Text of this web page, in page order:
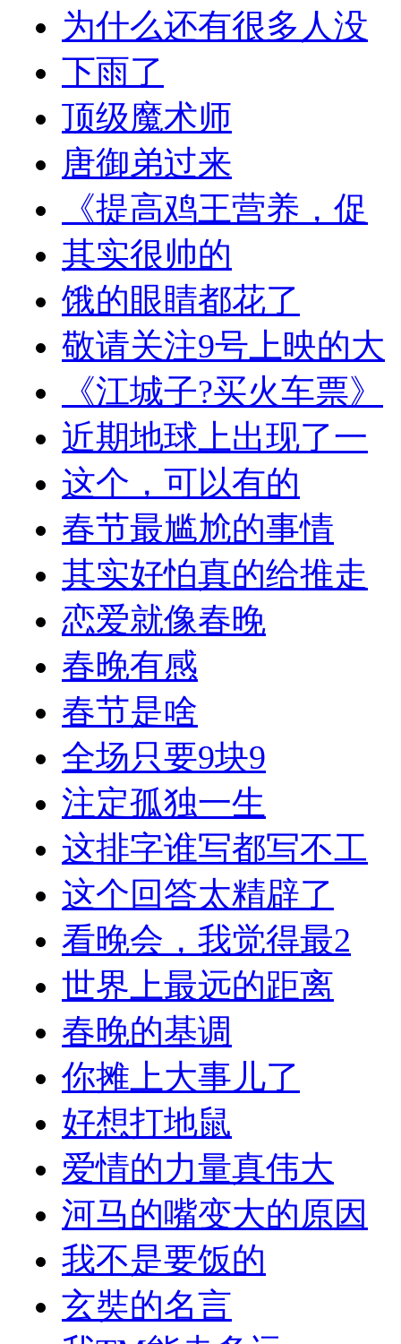
为什么还有很多人没
下雨了
顶级魔术师
唐御弟过来
《提高鸡王营养，促
其实很帅的
饿的眼睛都花了
敬请关注9号上映的大
《江城子?买火车票》
近期地球上出现了一
这个，可以有的
春节最尴尬的事情
其实好怕真的给推走
恋爱就像春晚
春晚有感
春节是啥
全场只要9块9
注定孤独一生
这排字谁写都写不工
这个回答太精辟了
看晚会，我觉得最2
世界上最远的距离
春晚的基调
你摊上大事儿了
好想打地鼠
爱情的力量真伟大
河马的嘴变大的原因
我不是要饭的
玄奘的名言